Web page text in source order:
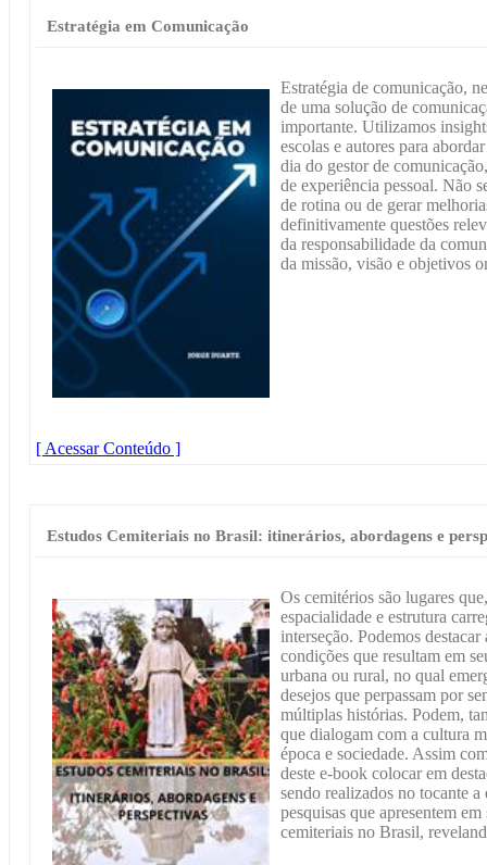
Estratégia em Comunicação
Estratégia de comunicação,
de uma solução de
importante. Utilizamos
escolas e autores para
dia do gestor de
de experiência pessoal. Não
de rotina ou de gerar
definitivamente questões
da responsabilidade da
da missão, visão e objetivos
[ Acessar Conteúdo ]
Estudos Cemiteriais no Brasil: itinerários, abordagens e
Os cemitérios são lugares
espacialidade e estrutura
interseção. Podemos
condições que resultam em
urbana ou rural, no qual
desejos que perpassam por
múltiplas histórias. Podem,
que dialogam com a cultura
época e sociedade. Assim
deste e-book colocar em
sendo realizados no tocante
pesquisas que apresentem
cemiteriais no Brasil,